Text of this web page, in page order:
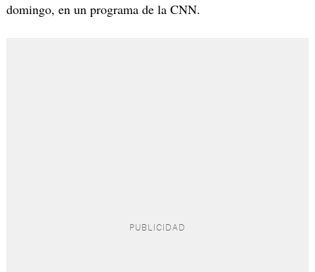
domingo, en un programa de la CNN.